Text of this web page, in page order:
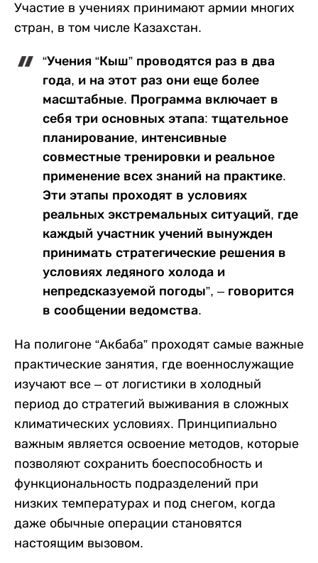
Участие в учениях принимают армии многих
стран, в том числе Казахстан.
“Учения “Кыш” проводятся раз в два
года, и на этот раз они еще более
масштабные. Программа включает в
себя три основных этапа: тщательное
планирование, интенсивные
совместные тренировки и реальное
применение всех знаний на практике.
Эти этапы проходят в условиях
реальных экстремальных ситуаций, где
каждый участник учений вынужден
принимать стратегические решения в
условиях ледяного холода и
непредсказуемой погоды”, – говорится
в сообщении ведомства.
На полигоне “Акбаба” проходят самые важные
практические занятия, где военнослужащие
изучают все – от логистики в холодный
период до стратегий выживания в сложных
климатических условиях. Принципиально
важным является освоение методов, которые
позволяют сохранить боеспособность и
функциональность подразделений при
низких температурах и под снегом, когда
даже обычные операции становятся
настоящим вызовом.